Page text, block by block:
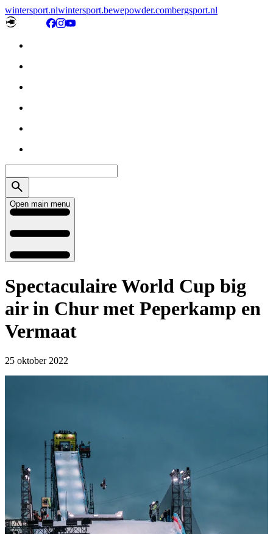
wintersport.nlwintersport.bewepowder.combergsport.nl
Open main menu
Spectaculaire World Cup big
air in Chur met Peperkamp en
Vermaat
25 oktober 2022